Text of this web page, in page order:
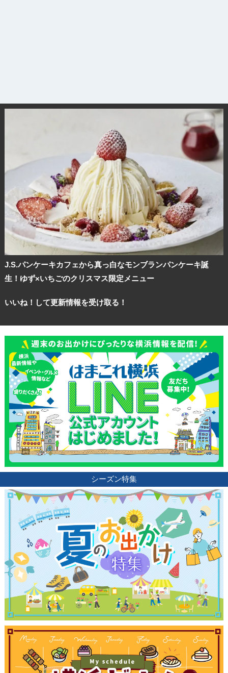
J.S.パンケーキカフェから真っ白なモンブランパンケーキ誕
生！ゆず×いちごのクリスマス限定メニュー
いいね！して更新情報を受け取る！
シーズン特集
観光ガイド
ランキング